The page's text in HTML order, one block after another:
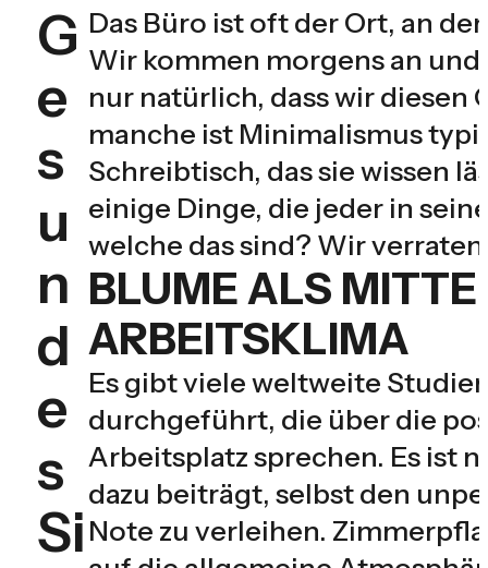
G
e
s
u
n
d
e
s
Si
Das Büro ist oft der Ort, an
Wir kommen morgens an und
nur natürlich, dass wir diesen
manche ist Minimalismus
Schreibtisch, das sie wissen
einige Dinge, die jeder in
welche das sind? Wir
BLUME ALS
ARBEITSKLIMA
Es gibt viele weltweite
durchgeführt, die über die
Arbeitsplatz sprechen. Es ist
dazu beiträgt, selbst den
Note zu verleihen.